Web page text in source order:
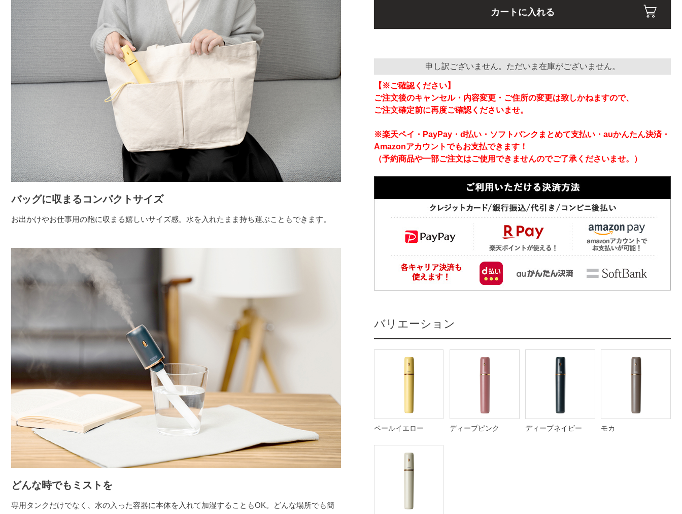
バッグに収まるコンパクトサイズ
お出かけやお仕事用の鞄に収まる嬉しいサイズ感。水を入れたまま持ち運ぶこともできます。
どんな時でもミストを
専用タンクだけでなく、水の入った容器に本体を入れて加湿することもOK。どんな場所でも簡
カートに入れる
申し訳ございません。ただいま在庫がございません。
【※ご確認ください】
ご注文後のキャンセル・内容変更・ご住所の変更は致しかねますので、
ご注文確定前に再度ご確認くださいませ。
※楽天ペイ・PayPay・d払い・ソフトバンクまとめて支払い・auかんたん決済・
Amazonアカウントでもお支払できます！
（予約商品や一部ご注文はご使用できませんのでご了承くださいませ。）
バリエーション
ペールイエロー ディープピンク ディープネイビー モカ